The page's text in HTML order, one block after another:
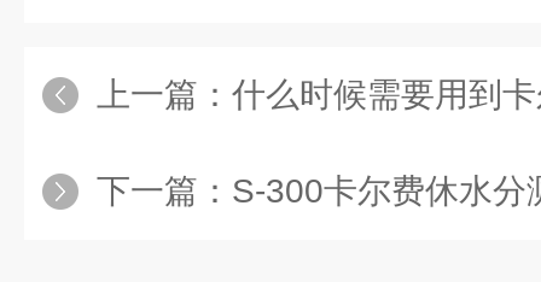
上一篇： 什么时候需要用到卡尔
下一篇： S-300卡尔费休水分测定仪直接